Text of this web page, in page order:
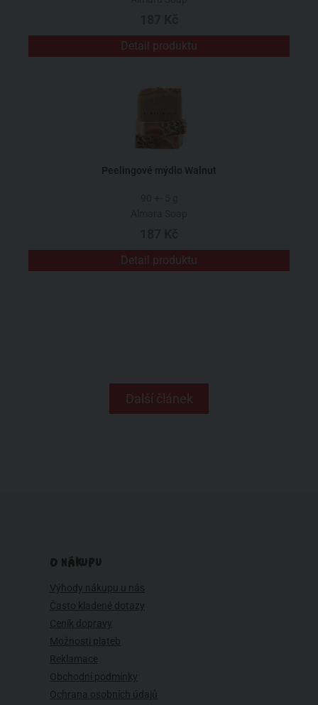
Detail produktu
Peelingové mýdlo Walnut
Detail produktu
Další článek
O NÁKUPU
Výhody nákupu u nás
Často kladené dotazy
Ceník dopravy
Možnosti plateb
Reklamace
Obchodní podmínky
Ochrana osobních údajů